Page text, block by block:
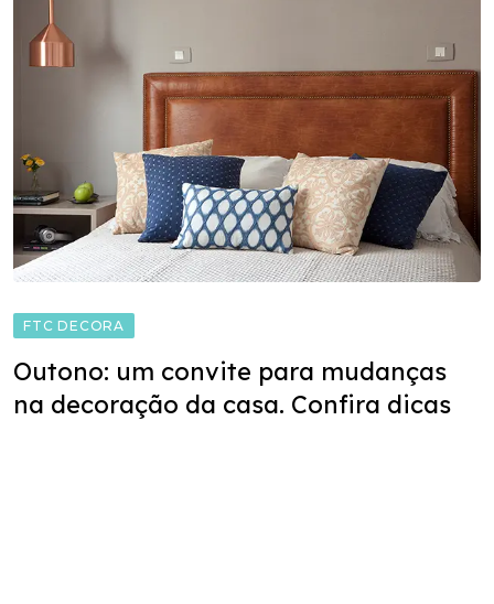
FTC DECORA
Outono: um convite para mudanças
na decoração da casa. Confira dicas